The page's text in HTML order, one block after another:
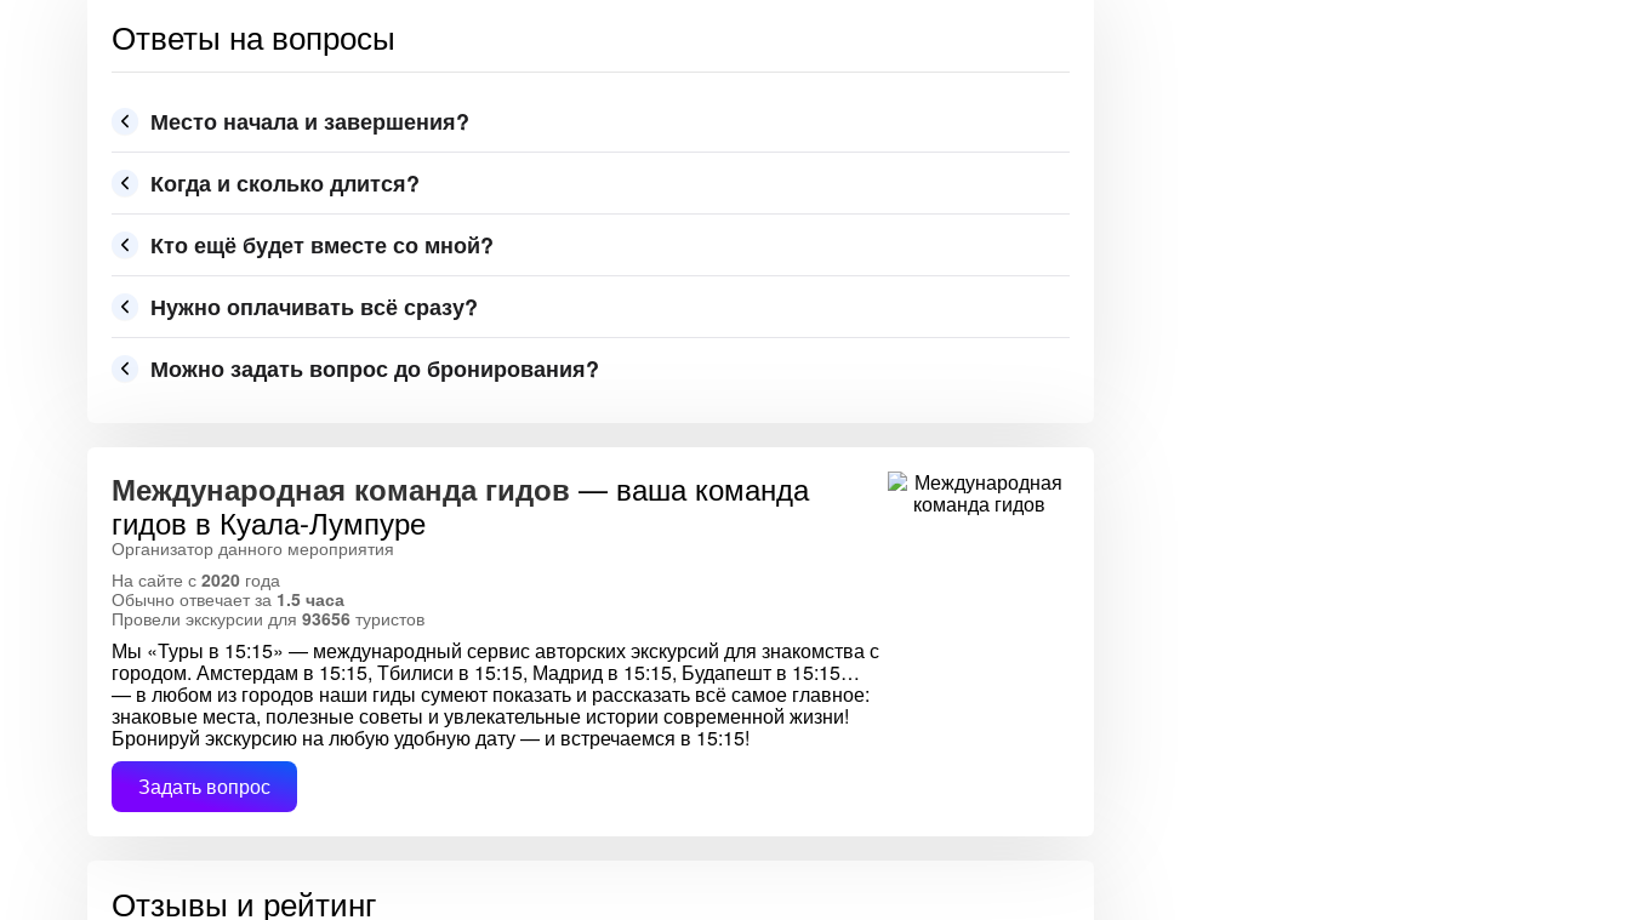
Ответы на вопросы
Место начала и завершения?
Когда и сколько длится?
Кто ещё будет вместе со мной?
Нужно оплачивать всё сразу?
Можно задать вопрос до бронирования?
Международная команда гидов — ваша команда
гидов в Куала-Лумпуре
Организатор данного мероприятия
На сайте с 2020 года
Обычно отвечает за 1.5 часа
Провели экскурсии для 93656 туристов
Мы «Туры в 15:15» — международный сервис авторских экскурсий для знакомства с
городом. Амстердам в 15:15, Тбилиси в 15:15, Мадрид в 15:15, Будапешт в 15:15…
— в любом из городов наши гиды сумеют показать и рассказать всё самое главное:
знаковые места, полезные советы и увлекательные истории современной жизни!
Бронируй экскурсию на любую удобную дату — и встречаемся в 15:15!
Задать вопрос
Отзывы и рейтинг